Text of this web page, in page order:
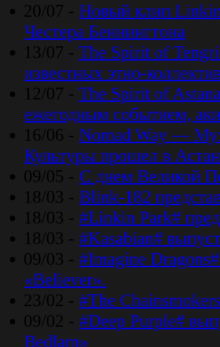
20/07 - Новый клип Linkin
Честера Беннингтона
13/07 - The Spirit of Tengri
известных этно-
12/07 - The Spirit of
ежегодным событием,
16/06 - Nomad Way —
Культуры прошел в
09/05 - С днем Великой
18/03 - Blink-182
18/03 - #Linkin Park#
18/03 - #Kasabian#
09/03 - #Imagine
«Believer».
23/02 - #The
09/02 - #Deep Purple#
Bedlam»